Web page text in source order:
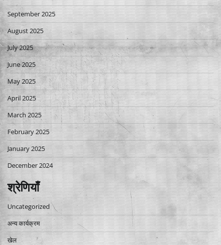
September 2025
August 2025
July 2025
June 2025
May 2025
April 2025
March 2025
February 2025
January 2025
December 2024
श्रेणियाँ
Uncategorized
अन्य कार्यक्रम
खेल